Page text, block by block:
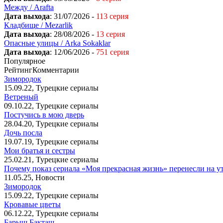
Между / Arafta
Дата выхода: 31/07/2026 - 113 серия
Кладбище / Mezarlik
Дата выхода: 28/08/2026 - 13 серия
Опасные улицы / Arka Sokaklar
Дата выхода: 12/06/2026 - 751 серия
Популярное
РейтингКомментарии
Зимородок
15.09.22, Турецкие сериалы
Ветреный
09.10.22, Турецкие сериалы
Постучись в мою дверь
28.04.20, Турецкие сериалы
Дочь посла
19.07.19, Турецкие сериалы
Мои братья и сестры
25.02.21, Турецкие сериалы
Почему показ сериала «Моя прекрасная жизнь» перенесли на
11.05.25, Новости
Зимородок
15.09.22, Турецкие сериалы
Кровавые цветы
06.12.22, Турецкие сериалы